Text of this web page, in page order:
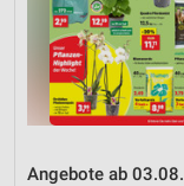
Angebote ab 03.08.